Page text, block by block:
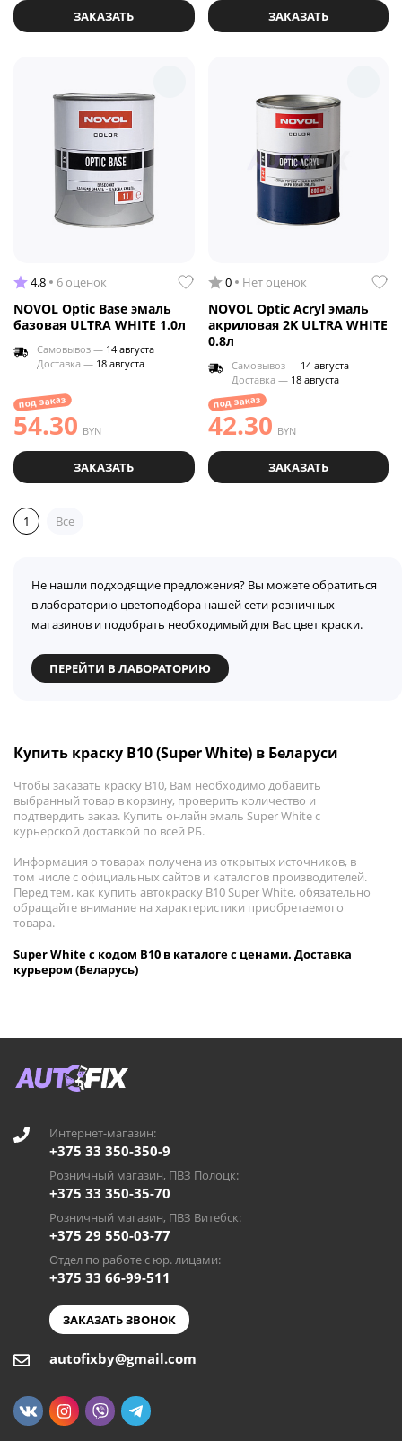
ЗАКАЗАТЬ ЗАКАЗАТЬ
4.8 6 оценок
NOVOL Optic Base эмаль
базовая ULTRA WHITE 1.0л
Самовывоз — 14 августа
Доставка — 18 августа
под заказ
54.30 BYN
ЗАКАЗАТЬ
0 Нет оценок
NOVOL Optic Acryl эмаль
акриловая 2K ULTRA WHITE
0.8л
Самовывоз — 14 августа
Доставка — 18 августа
под заказ
42.30 BYN
ЗАКАЗАТЬ
1 Все
Не нашли подходящие предложения? Вы можете обратиться
в лабораторию цветоподбора нашей сети розничных
магазинов и подобрать необходимый для Вас цвет краски.
ПЕРЕЙТИ В ЛАБОРАТОРИЮ
Купить краску B10 (Super White) в Беларуси
Чтобы заказать краску B10, Вам необходимо добавить
выбранный товар в корзину, проверить количество и
подтвердить заказ. Купить онлайн эмаль Super White с
курьерской доставкой по всей РБ.
Информация о товарах получена из открытых источников, в
том числе с официальных сайтов и каталогов производителей.
Перед тем, как купить автокраску B10 Super White, обязательно
обращайте внимание на характеристики приобретаемого
товара.
Super White с кодом B10 в каталоге с ценами. Доставка
курьером (Беларусь)
Интернет-магазин:
+375 33 350-350-9
Розничный магазин, ПВЗ Полоцк:
+375 33 350-35-70
Розничный магазин, ПВЗ Витебск:
+375 29 550-03-77
Отдел по работе с юр. лицами:
+375 33 66-99-511
ЗАКАЗАТЬ ЗВОНОК
autofixby@gmail.com